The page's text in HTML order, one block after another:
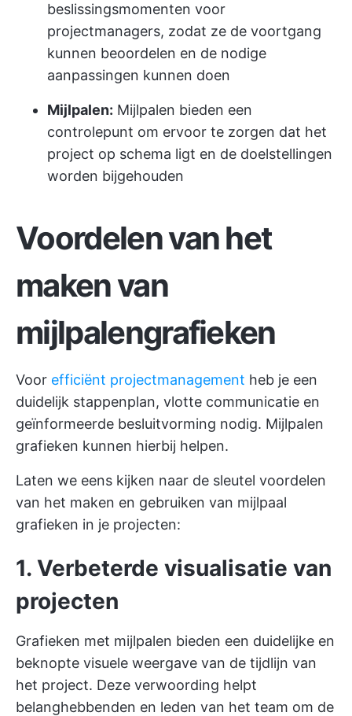
beslissingsmomenten voor
projectmanagers, zodat ze de voortgang
kunnen beoordelen en de nodige
aanpassingen kunnen doen
Mijlpalen: Mijlpalen bieden een
controlepunt om ervoor te zorgen dat het
project op schema ligt en de doelstellingen
worden bijgehouden
Voordelen van het
maken van
mijlpalengrafieken
Voor efficiënt projectmanagement heb je een
duidelijk stappenplan, vlotte communicatie en
geïnformeerde besluitvorming nodig. Mijlpalen
grafieken kunnen hierbij helpen.
Laten we eens kijken naar de sleutel voordelen
van het maken en gebruiken van mijlpaal
grafieken in je projecten:
1. Verbeterde visualisatie van
projecten
Grafieken met mijlpalen bieden een duidelijke en
beknopte visuele weergave van de tijdlijn van
het project. Deze verwoording helpt
belanghebbenden en leden van het team om de